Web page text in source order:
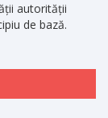
autorității
de bază.